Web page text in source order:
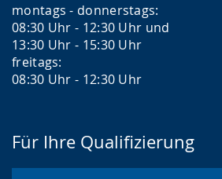
montags - donnerstags:
08:30 Uhr - 12:30 Uhr und
13:30 Uhr - 15:30 Uhr
freitags:
08:30 Uhr - 12:30 Uhr
Für Ihre Qualifizierung